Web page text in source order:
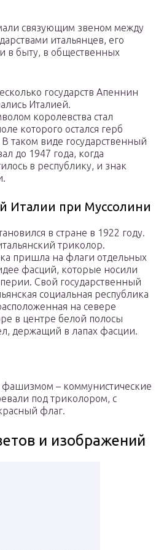
связующим звеном между
итальянцев, его
в быту, в общественных
государств Апеннин
Италией.
королевства стал
которого остался герб
таком виде государственный
до 1947 года, когда
в республику, и знак
Италии при Муссолини
в стране в 1922 году.
триколор.
пришла на флаги отдельных
фасций, которые носили
Свой государственный
социальная республика
на севере
в центре белой полосы
держащий в лапах фасции.
фашизмом – коммунистические
под триколором, с
флаг.
и изображений